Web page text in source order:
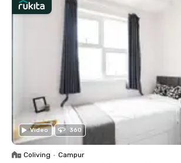
Video 360
Coliving • Campur